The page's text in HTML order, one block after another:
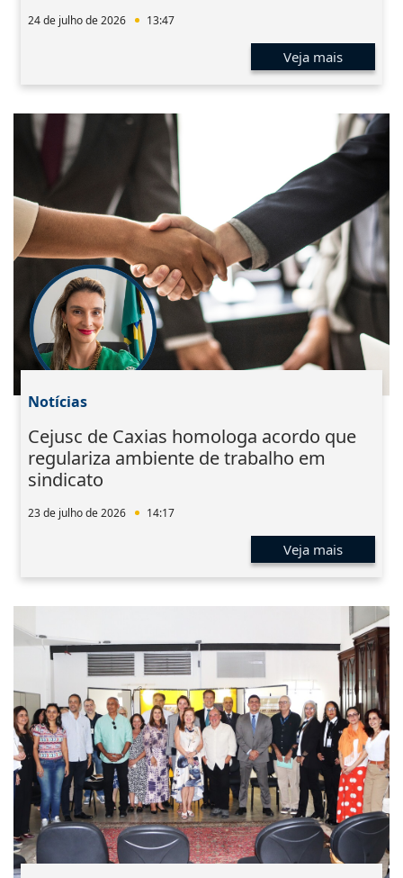
24 de julho de 2026 13:47
Veja mais
Notícias
Cejusc de Caxias homologa acordo que
regulariza ambiente de trabalho em
sindicato
23 de julho de 2026 14:17
Veja mais